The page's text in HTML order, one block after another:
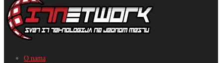
O nama